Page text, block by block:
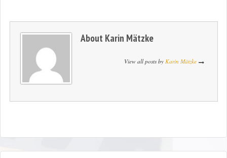
About Karin Mätzke
View all posts by Karin Mätzke